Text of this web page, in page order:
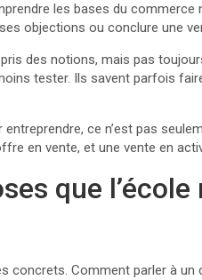
les bases du commerce
objections ou conclure une
des notions, mais pas
tester. Ils savent parfois
ce n’est pas
en vente, et une vente en
que l’école
concrets. Comment parler à un